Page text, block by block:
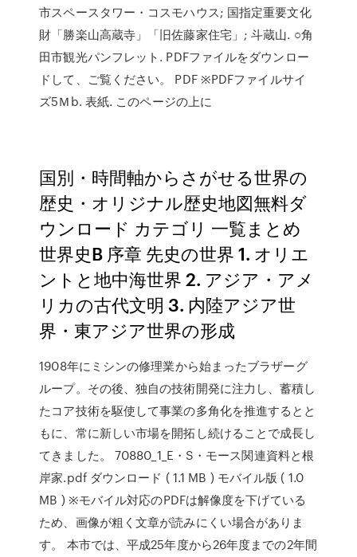
市スペースタワー・コスモハウス; 国指定重要文化
財「勝楽山高蔵寺」「旧佐藤家住宅」; 斗蔵山. ○角
田市観光パンフレット. PDFファイルをダウンロー
ドして、ご覧ください。 PDF ※PDFファイルサイ
ズ5Ｍb. 表紙. このページの上に
国別・時間軸からさがせる世界の
歴史・オリジナル歴史地図無料ダ
ウンロード カテゴリ 一覧まとめ
世界史B 序章 先史の世界 1. オリエ
ントと地中海世界 2. アジア・アメ
リカの古代文明 3. 内陸アジア世
界・東アジア世界の形成
1908年にミシンの修理業から始まったブラザーグ
ループ。その後、独自の技術開発に注力し、蓄積し
たコア技術を駆使して事業の多角化を推進するとと
もに、常に新しい市場を開拓し続けることで成長し
てきました。 70880_1_E・S・モース関連資料と根
岸家.pdf ダウンロード ( 1.1 MB ) モバイル版 ( 1.0
MB ) ※モバイル対応のPDFは解像度を下げている
ため、画像が粗く文章が読みにくい場合がありま
す。 本市では、平成25年度から26年度までの2年間